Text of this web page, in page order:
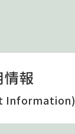
報
Information)